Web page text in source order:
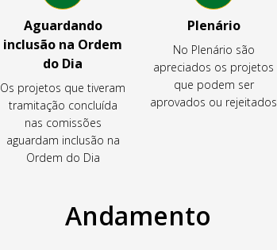
Aguardando
inclusão na Ordem
do Dia
Os projetos que tiveram
tramitação concluída
nas comissões
aguardam inclusão na
Ordem do Dia
Plenário
No Plenário são
apreciados os projetos
que podem ser
aprovados ou rejeitados
Andamento